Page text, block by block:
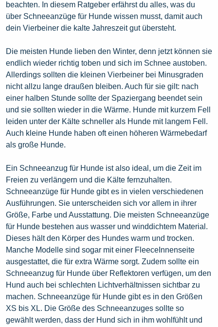
beachten. In diesem Ratgeber erfährst du alles, was du
über Schneeanzüge für Hunde wissen musst, damit auch
dein Vierbeiner die kalte Jahreszeit gut übersteht.
Die meisten Hunde lieben den Winter, denn jetzt können sie
endlich wieder richtig toben und sich im Schnee austoben.
Allerdings sollten die kleinen Vierbeiner bei Minusgraden
nicht allzu lange draußen bleiben. Auch für sie gilt: nach
einer halben Stunde sollte der Spaziergang beendet sein
und sie sollten wieder in die Wärme. Hunde mit kurzem Fell
leiden unter der Kälte schneller als Hunde mit langem Fell.
Auch kleine Hunde haben oft einen höheren Wärmebedarf
als große Hunde.
Ein Schneeanzug für Hunde ist also ideal, um die Zeit im
Freien zu verlängern und die Kälte fernzuhalten.
Schneeanzüge für Hunde gibt es in vielen verschiedenen
Ausführungen. Sie unterscheiden sich vor allem in ihrer
Größe, Farbe und Ausstattung. Die meisten Schneeanzüge
für Hunde bestehen aus wasser und winddichtem Material.
Dieses hält den Körper des Hundes warm und trocken.
Manche Modelle sind sogar mit einer FleeceInnenseite
ausgestattet, die für extra Wärme sorgt. Zudem sollte ein
Schneeanzug für Hunde über Reflektoren verfügen, um den
Hund auch bei schlechten Lichtverhältnissen sichtbar zu
machen. Schneeanzüge für Hunde gibt es in den Größen
XS bis XL. Die Größe des Schneeanzuges sollte so
gewählt werden, dass der Hund sich in ihm wohlfühlt und